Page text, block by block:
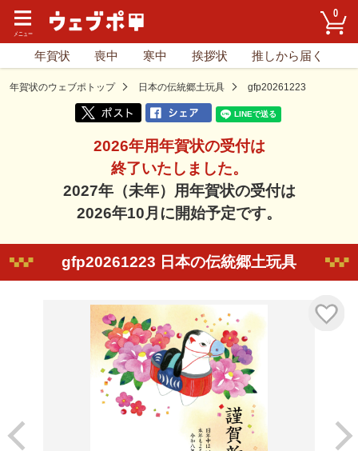
0
年賀状 喪中 寒中 挨拶状 推しから届く
年賀状のウェブポトップ 日本の伝統郷土玩具 gfp20261223
2026年用年賀状の受付は
終了いたしました。
2027年（未年）用年賀状の受付は
2026年10月に開始予定です。
gfp20261223 日本の伝統郷土玩具